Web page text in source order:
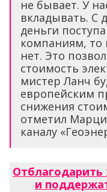
не бывает. У
вкладывать. С
деньги
компаниям, то
нет. Это
стоимость
мистер Ланч
европейским
снижения
отметил
каналу
Отблагодарить
и